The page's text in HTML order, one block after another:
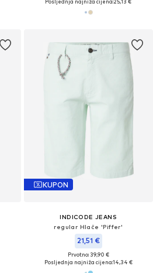
Posljednja najniža cijena:25,13 €
KUPON
INDICODE JEANS
regular Hlače 'Piffer'
21,51 €
Prvotno: 39,90 €
Posljednja najniža cijena:14,34 €